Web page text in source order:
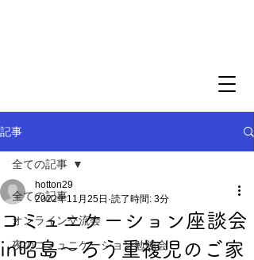
記事
全ての記事
オンライン交流会
夜のコミュニケーション勉強会
全ての記事
コミュニケーション座談会
in昭島〜ろう重複児のご家
hotton29
2022年11月25日 読了時間: 3分